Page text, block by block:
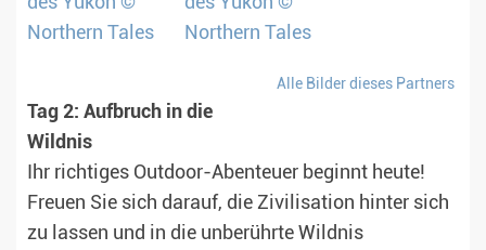
Alle Bilder dieses Partners
Tag 2: Aufbruch in die
Wildnis
Ihr richtiges Outdoor-Abenteuer beginnt heute!
Freuen Sie sich darauf, die Zivilisation hinter sich
zu lassen und in die unberührte Wildnis